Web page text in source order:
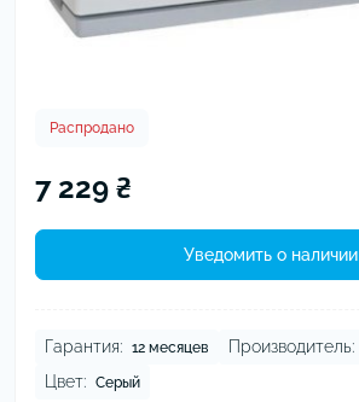
Распродано
7 229 ₴
Уведомить о наличии
Гарантия: 12 месяцев Производитель:
Цвет: Серый